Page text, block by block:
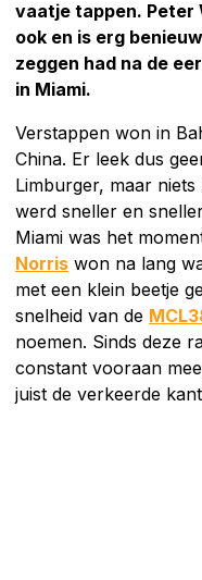
vaatje tappen. Peter
ook en is erg
zeggen had na de
in Miami.
Verstappen won in
China. Er leek dus
Limburger, maar
werd sneller en
Miami was het
Norris won na lang
met een klein beetje
snelheid van de
noemen. Sinds deze
constant vooraan
juist de verkeerde